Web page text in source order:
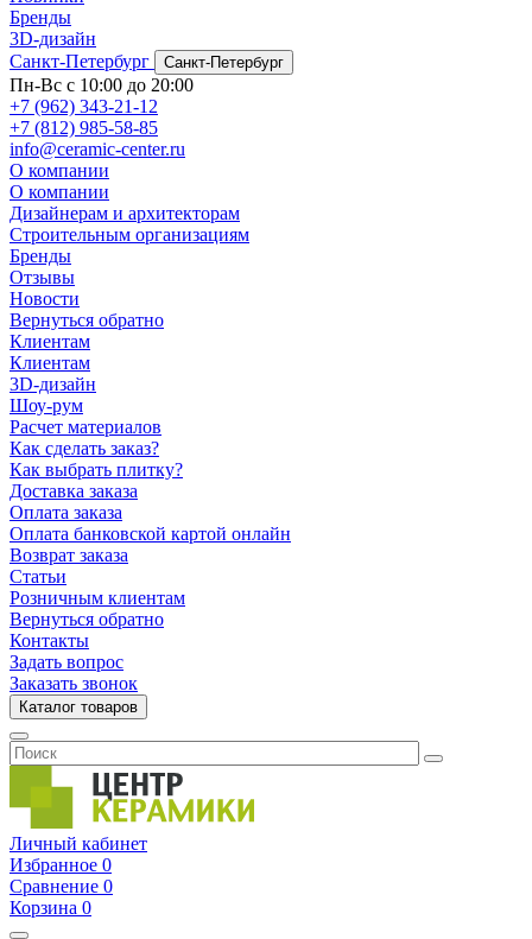
Бренды
3D-дизайн
Санкт-Петербург
Санкт-Петербург
Пн-Вс с 10:00 до 20:00
+7 (962) 343-21-12
+7 (812) 985-58-85
info@ceramic-center.ru
О компании
О компании
Дизайнерам и архитекторам
Строительным организациям
Бренды
Отзывы
Новости
Вернуться обратно
Клиентам
Клиентам
3D-дизайн
Шоу-рум
Расчет материалов
Как сделать заказ?
Как выбрать плитку?
Доставка заказа
Оплата заказа
Оплата банковской картой онлайн
Возврат заказа
Статьи
Розничным клиентам
Вернуться обратно
Контакты
Задать вопрос
Заказать звонок
Каталог товаров
Личный кабинет
Избранное 0
Сравнение 0
Корзина 0